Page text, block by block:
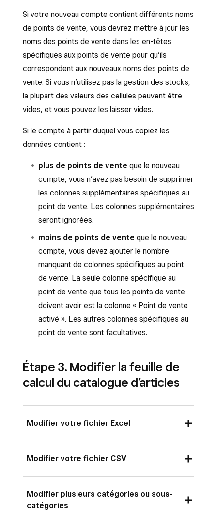
Si votre nouveau compte contient différents noms
de points de vente, vous devrez mettre à jour les
noms des points de vente dans les en-têtes
spécifiques aux points de vente pour qu’ils
correspondent aux nouveaux noms des points de
vente. Si vous n’utilisez pas la gestion des stocks,
la plupart des valeurs des cellules peuvent être
vides, et vous pouvez les laisser vides.
Si le compte à partir duquel vous copiez les
données contient :
plus de points de vente que le nouveau
compte, vous n’avez pas besoin de supprimer
les colonnes supplémentaires spécifiques au
point de vente. Les colonnes supplémentaires
seront ignorées.
moins de points de vente que le nouveau
compte, vous devez ajouter le nombre
manquant de colonnes spécifiques au point
de vente. La seule colonne spécifique au
point de vente que tous les points de vente
doivent avoir est la colonne « Point de vente
activé ». Les autres colonnes spécifiques au
point de vente sont facultatives.
Étape 3. Modifier la feuille de
calcul du catalogue d’articles
Modifier votre fichier Excel
Pour modifier votre fichier Excel (.xlsx), nous
Modifiez les colonnes du modèle en
Modifier votre fichier CSV
Les informations suivantes ne s’appliquent que
si vous importez des articles dans un fichier
Modifier plusieurs catégories ou sous-
catégories